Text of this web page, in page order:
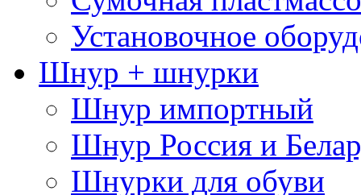
Установочное
Шнур + шнурки
Шнур импортный
Шнур Россия и
Шнурки для обуви